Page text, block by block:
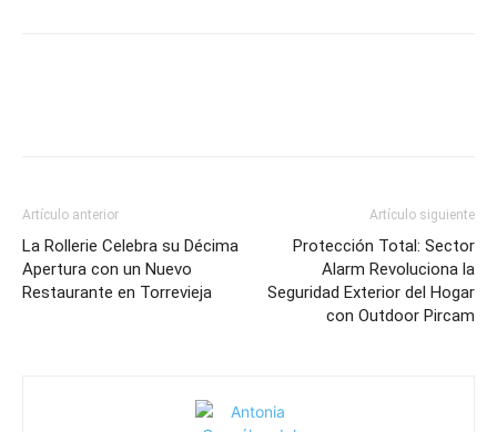
Artículo anterior
La Rollerie Celebra su Décima
Apertura con un Nuevo
Restaurante en Torrevieja
Artículo siguiente
Protección Total: Sector
Alarm Revoluciona la
Seguridad Exterior del Hogar
con Outdoor Pircam